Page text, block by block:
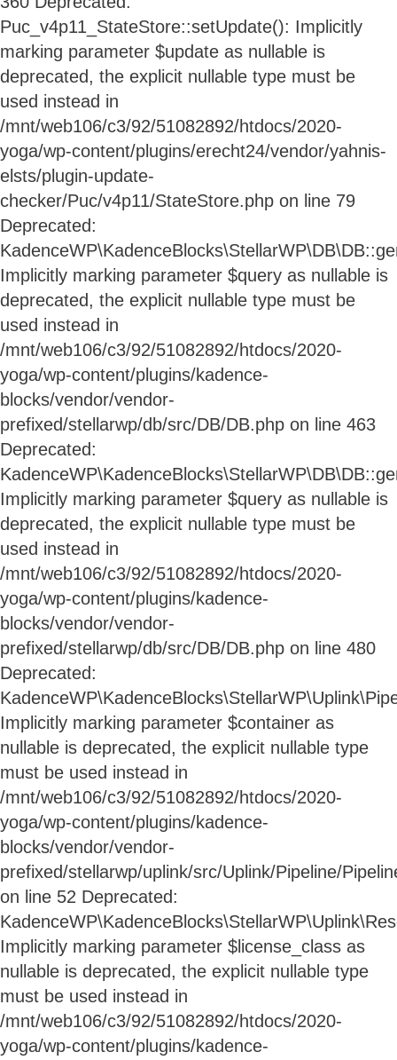
Puc_v4p11_StateStore::setUpdate(): Implicitly
marking parameter $update as nullable is
deprecated, the explicit nullable type must be
used instead in
/mnt/web106/c3/92/51082892/htdocs/2020-
yoga/wp-content/plugins/erecht24/vendor/yahnis-
elsts/plugin-update-
checker/Puc/v4p11/StateStore.php on line 79
Deprecated:
Implicitly marking parameter $query as nullable is
deprecated, the explicit nullable type must be
used instead in
/mnt/web106/c3/92/51082892/htdocs/2020-
yoga/wp-content/plugins/kadence-
blocks/vendor/vendor-
prefixed/stellarwp/db/src/DB/DB.php on line 463
Deprecated:
Implicitly marking parameter $query as nullable is
deprecated, the explicit nullable type must be
used instead in
/mnt/web106/c3/92/51082892/htdocs/2020-
yoga/wp-content/plugins/kadence-
blocks/vendor/vendor-
prefixed/stellarwp/db/src/DB/DB.php on line 480
Deprecated:
Implicitly marking parameter $container as
nullable is deprecated, the explicit nullable type
must be used instead in
/mnt/web106/c3/92/51082892/htdocs/2020-
yoga/wp-content/plugins/kadence-
blocks/vendor/vendor-
prefixed/stellarwp/uplink/src/Uplink/Pipeline/
on line 52 Deprecated:
Implicitly marking parameter $license_class as
nullable is deprecated, the explicit nullable type
must be used instead in
/mnt/web106/c3/92/51082892/htdocs/2020-
yoga/wp-content/plugins/kadence-